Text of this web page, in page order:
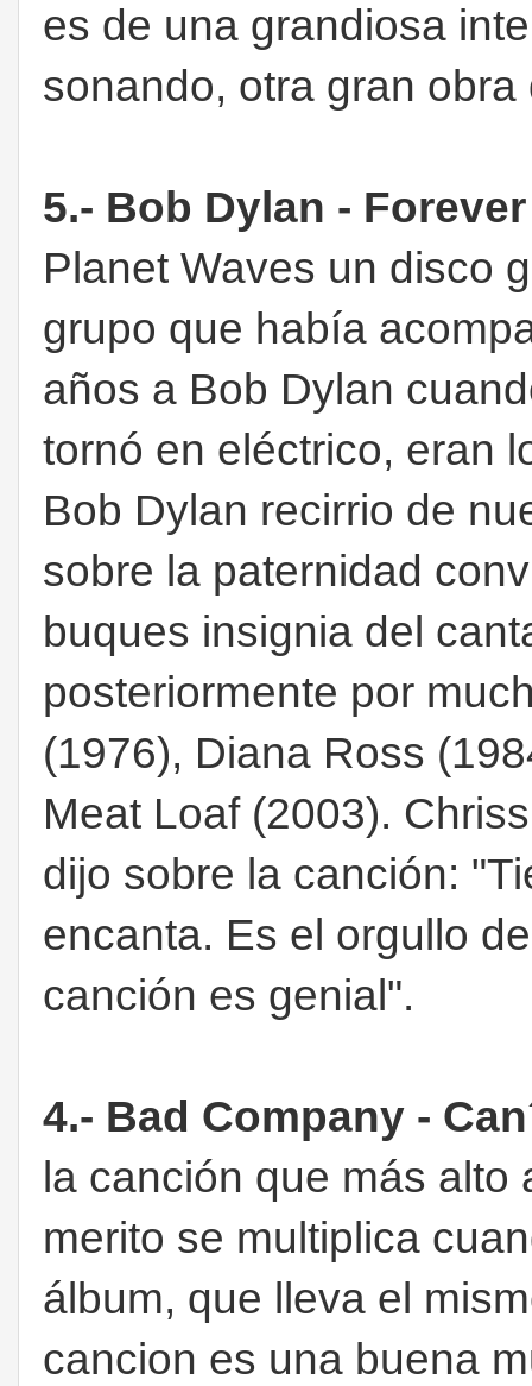
es de una grandiosa
sonando, otra gran obra
5.- Bob Dylan -
Planet Waves un disco
grupo que había
años a Bob Dylan
tornó en eléctrico, eran
Bob Dylan recirrio de
sobre la paternidad
buques insignia del
posteriormente por
(1976), Diana Ross
Meat Loaf (2003).
dijo sobre la canción:
encanta. Es el orgullo
canción es genial".
4.- Bad Company -
la canción que más
merito se multiplica
álbum, que lleva el
cancion es una buena